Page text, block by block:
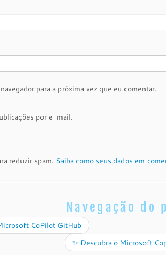
para a próxima vez que eu comentar.
por e-mail.
reduzir spam. Saiba como seus dados em
Navegação do
CoPilot GitHub
✨ Descubra o Microsoft